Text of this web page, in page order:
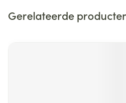
Gerelateerde